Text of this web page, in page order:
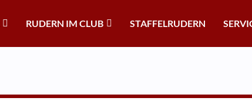
RUDERN IM CLUB STAFFELRUDERN